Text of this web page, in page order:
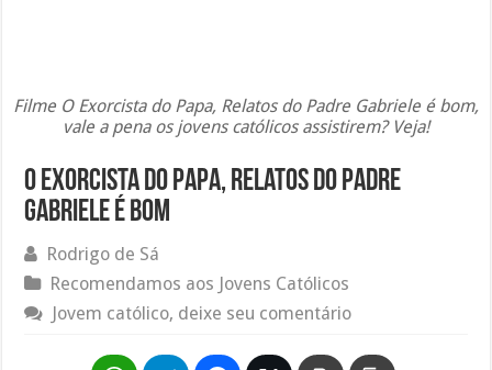
Filme O Exorcista do Papa, Relatos do Padre Gabriele é bom,
vale a pena os jovens católicos assistirem? Veja!
O Exorcista do Papa, Relatos do Padre
Gabriele é bom
Rodrigo de Sá
Recomendamos aos Jovens Católicos
Jovem católico, deixe seu comentário